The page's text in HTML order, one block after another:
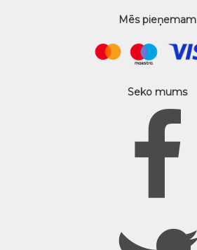
Mēs pieņemam
Seko mums